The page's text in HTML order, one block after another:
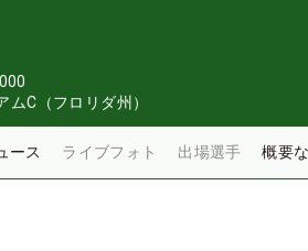
C（フロリダ州）
ース ライブフォト 出場選手 概要